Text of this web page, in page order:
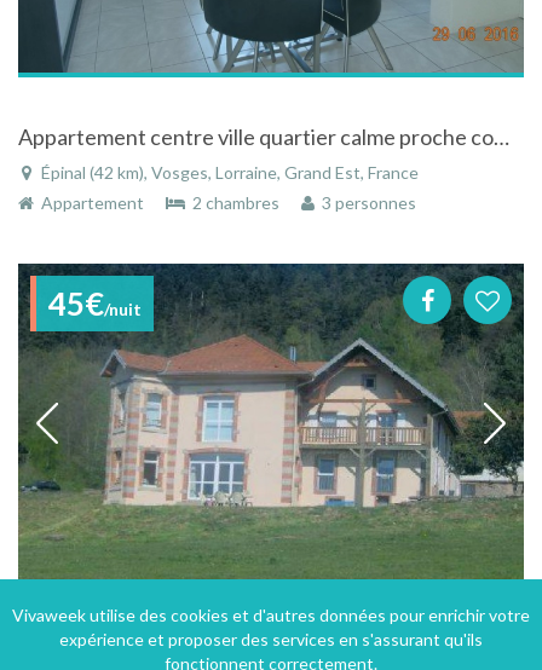
Appartement centre ville quartier calme proche commerces et départ randonnées.
Épinal (42 km), Vosges, Lorraine, Grand Est, France
Appartement
2 chambres 3 personnes
45€/nuit
Vivaweek utilise des cookies et d'autres données pour enrichir votre
expérience et proposer des services en s'assurant qu'ils
fonctionnent correctement.